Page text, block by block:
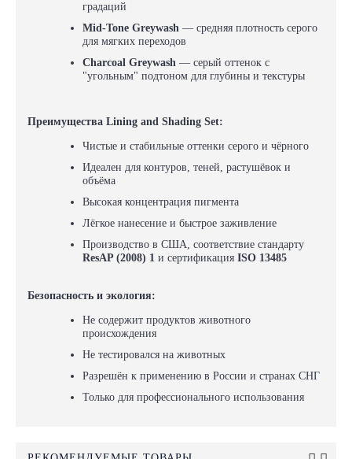
градаций
Mid-Tone Greywash — средняя плотность серого
для мягких переходов
Charcoal Greywash — серый оттенок с
"угольным" подтоном для глубины и текстуры
Преимущества Lining and Shading Set:
Чистые и стабильные оттенки серого и чёрного
Идеален для контуров, теней, растушёвок и
объёма
Высокая концентрация пигмента
Лёгкое нанесение и быстрое заживление
Производство в США, соответствие стандарту
ResAP (2008) 1 и сертификация ISO 13485
Безопасность и экология:
Не содержит продуктов животного
происхождения
Не тестировался на животных
Разрешён к применению в России и странах СНГ
Только для профессионального использования